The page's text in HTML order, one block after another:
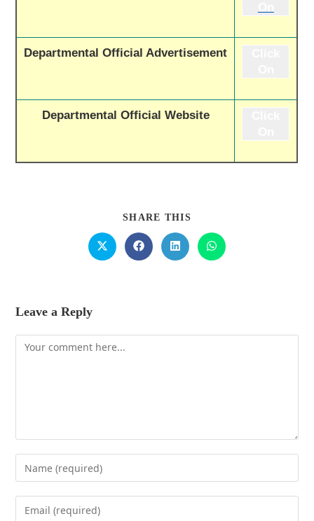
Departmental Official Advertisement
Departmental Official Website
SHARE THIS
Leave a Reply